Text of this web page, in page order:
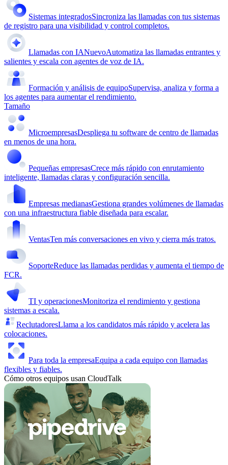
Sistemas integradosSincroniza las llamadas con tus sistemas
de registro para una visibilidad y control completos.
Llamadas con IANuevoAutomatiza las llamadas entrantes y
salientes y escala con agentes de voz de IA.
Formación y análisis de equipoSupervisa, analiza y forma a
los agentes para aumentar el rendimiento.
Tamaño
MicroempresasDespliega tu software de centro de llamadas
en menos de una hora.
Pequeñas empresasCrece más rápido con enrutamiento
inteligente, llamadas claras y configuración sencilla.
Empresas medianasGestiona grandes volúmenes de llamadas
con una infraestructura fiable diseñada para escalar.
VentasTen más conversaciones en vivo y cierra más tratos.
SoporteReduce las llamadas perdidas y aumenta el tiempo de
FCR.
TI y operacionesMonitoriza el rendimiento y gestiona
sistemas a escala.
ReclutadoresLlama a los candidatos más rápido y acelera las
colocaciones.
Para toda la empresaEquipa a cada equipo con llamadas
flexibles y fiables.
Cómo otros equipos usan CloudTalk